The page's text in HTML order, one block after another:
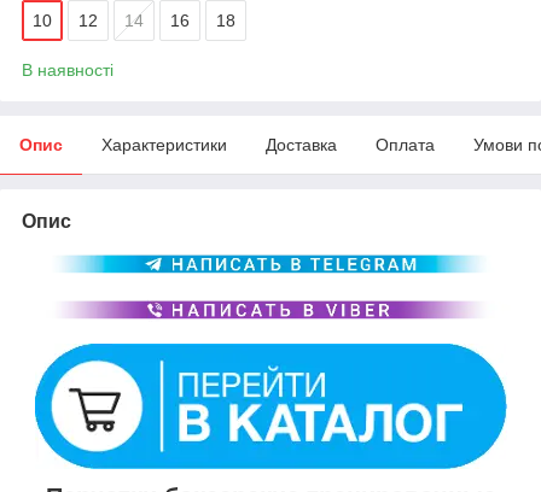
10 12 14 16 18
В наявності
Опис Характеристики Доставка Оплата Умови
Опис